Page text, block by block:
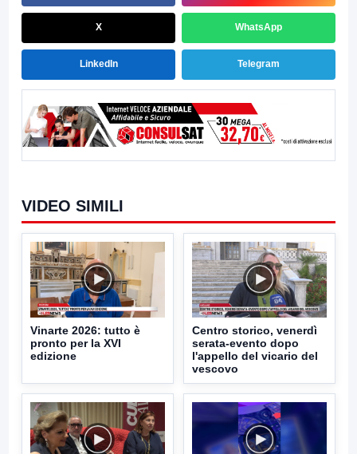
X WhatsApp
LinkedIn Telegram
VIDEO SIMILI
Vinarte 2026: tutto è
pronto per la XVI
edizione
Centro storico, venerdì
serata-evento dopo
l'appello del vicario del
vescovo